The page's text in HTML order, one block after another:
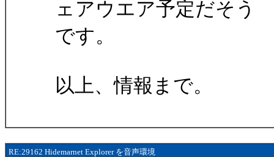
ェアウエア予定だそう
です。
以上、情報まで。
RE:29162 Hidemarnet Explorer を音声環境